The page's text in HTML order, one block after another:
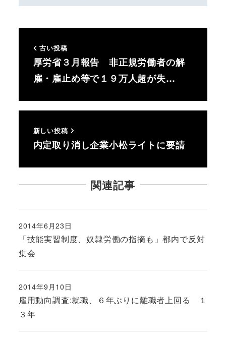
古い投稿
厚労省３月報告 非正規労働者の解
雇・雇止め等で１９万人超が失…
新しい投稿
内定取り消し企業小松ライトに要請
関連記事
「技能実習制度、奴隷労働の指摘も」都内で反対
集会
投稿日
2014年6月23日
雇用動向調査:就職、６年ぶりに離職者上回る １
３年
投稿日
2014年9月10日